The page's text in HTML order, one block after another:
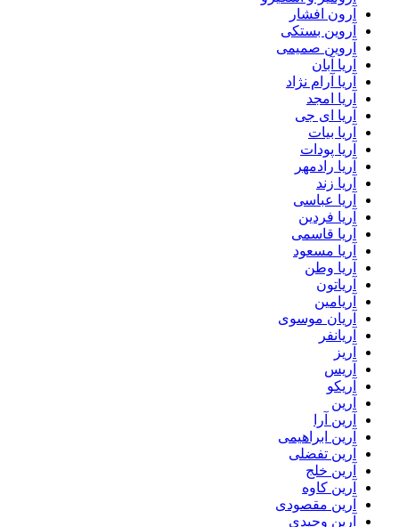
آرون افشار
آروین بستکی
آروین صمیمی
آریا آبان
آریا آرام نژاد
آریا امجد
آریا ای جی
آریا بیات
آریا پودات
آریا رادمهر
آریا زند
آریا عباسی
آریا فردین
آریا قاسمی
آریا مسعود
آریا وطن
آریاتون
آریامین
آریان موسوی
آریانفر
آریز
آریس
آریکو
آرین
آرین آرا
آرین ابراهیمی
آرین تفضلی
آرین خلج
آرین کاوه
آرین مقصودی
آرین وحیدی